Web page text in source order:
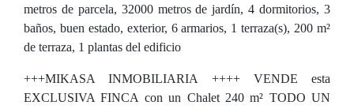
metros de parcela, 32000 metros de jardín, 4 dormitorios, 3
baños, buen estado, exterior, 6 armarios, 1 terraza(s), 200 m²
de terraza, 1 plantas del edificio
+++MIKASA INMOBILIARIA ++++ VENDE esta
EXCLUSIVA FINCA con un Chalet 240 m² TODO UN